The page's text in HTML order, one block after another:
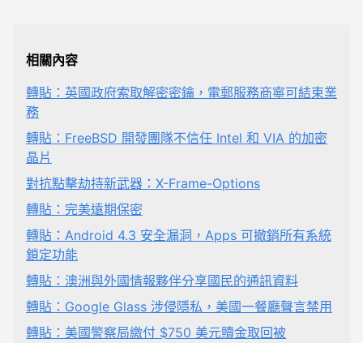
相關內容
轉貼：英國政府索取解密密鑰，電郵服務商寧可結束業
務
轉貼：FreeBSD 開發團隊不信任 Intel 和 VIA 的加密
晶片
對抗點擊劫持新武器：X-Frame-Options
轉貼：完美遠期保密
轉貼：Android 4.3 安全漏洞，Apps 可撤銷所有系統
鎖定功能
轉貼：澳洲與外國情報夥伴分享國民的通訊資料
轉貼：Google Glass 涉侵隱私，美國一餐廳聲言禁用
轉貼：美國警察局繳付 $750 美元贖金取回被